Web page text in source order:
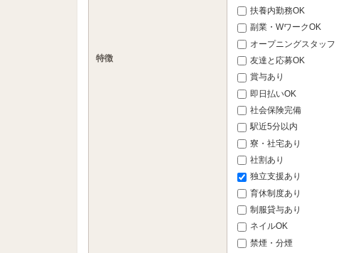
特徴
扶養内勤務OK
副業・WワークOK
オープニングスタッフ
友達と応募OK
賞与あり
即日払いOK
社会保険完備
駅近5分以内
寮・社宅あり
社割あり
独立支援あり
育休制度あり
制服貸与あり
ネイルOK
禁煙・分煙